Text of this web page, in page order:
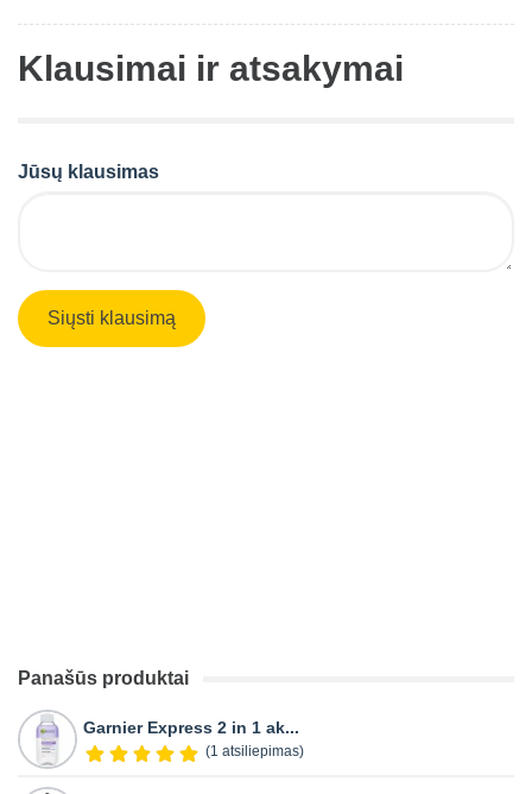
Klausimai ir atsakymai
Jūsų klausimas
Panašūs produktai
Garnier Express 2 in 1 ak...
(1 atsiliepimas)